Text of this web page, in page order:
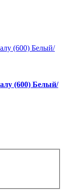
(600) Белый/